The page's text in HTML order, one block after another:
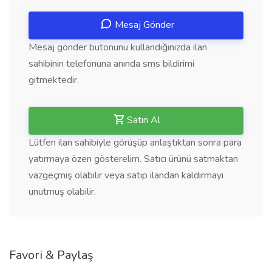
Mesaj Gönder
Mesaj gönder butonunu kullandığınızda ilan
sahibinin telefonuna anında sms bildirimi
gitmektedir.
Satın Al
Lütfen ilan sahibiyle görüşüp anlaştıktan sonra para
yatırmaya özen gösterelim. Satıcı ürünü satmaktan
vazgeçmiş olabilir veya satıp ilandan kaldırmayı
unutmuş olabilir.
Favori & Paylaş